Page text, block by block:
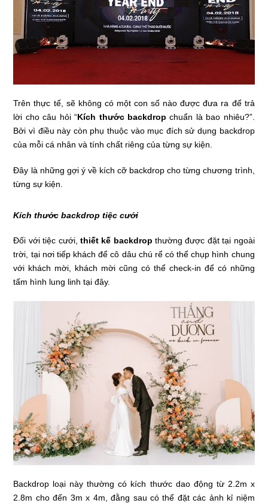
Trên thực tế, sẽ không có một con số nào được đưa ra để trả
lời cho câu hỏi “Kích thước backdrop chuẩn là bao nhiêu?”.
Bởi vì điều này còn phụ thuộc vào mục đích sử dụng backdrop
của mỗi cá nhân và tính chất riêng của từng sự kiện.
Đây là những gợi ý về kích cỡ backdrop cho từng chương trình,
từng sự kiện.
Kích thước backdrop tiệc cưới
Đối với tiệc cưới, thiết kế backdrop thường được đặt tại ngoài
trời, tại nơi tiếp khách để cô dâu chú rể có thể chụp hình chung
với khách mời, khách mời cũng có thể check-in để có những
tấm hình lung linh tại đây.
Backdrop loại này thường có kích thước dao động từ 2.2m x
2.8m cho đến 3m x 4m, đằng sau có thể đặt các ảnh kỉ niệm